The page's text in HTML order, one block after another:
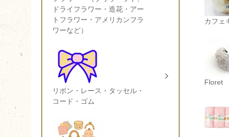
カフェ
Floret
ドライフラワー・造花・アー
トフラワー・アメリカンフラ
ワーなど）
リボン・レース・タッセル・
コード・ゴム